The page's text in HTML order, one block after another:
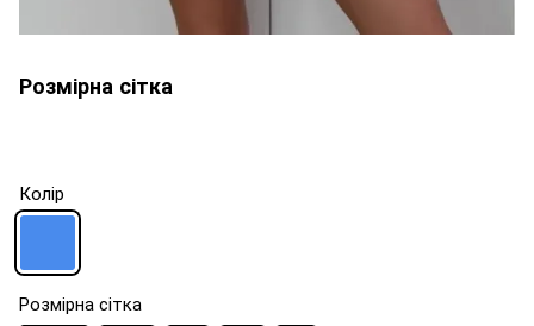
Розмірна сітка
Колір
Розмірна сітка